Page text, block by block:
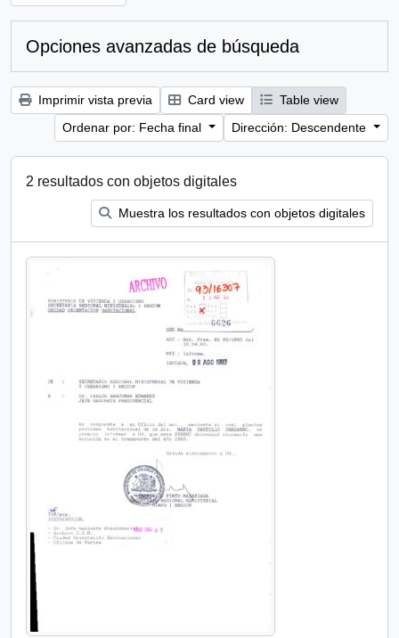
Opciones avanzadas de búsqueda
Imprimir vista previa Card view
Table view
Ordenar por: Fecha final
Dirección: Descendente
2 resultados con objetos digitales
Muestra los resultados con objetos digitales